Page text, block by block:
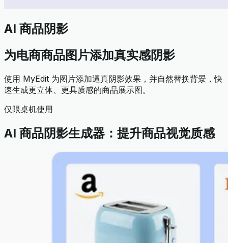
AI 商品阴影
为电商商品图片添加真实感阴影
使用 MyEdit 为图片添加逼真阴影效果，并自然替换背景，快
速生成更立体、更具质感的商品展示图。
仅限桌机使用
AI 商品阴影生成器：提升商品视觉质感